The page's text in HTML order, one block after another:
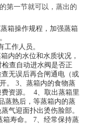
第一节就可以，蒸出的
箱操作规程，加强蒸箱
作人员。
内的水位和水质状况，
查自动进水阀是否正
无误后再合闸通电（或
。 3、蒸箱内的食物蒸
资源。 4、取出蒸箱里
蒸熟后，等蒸箱内的蒸
气迎面扑出烫伤脸部。
箱寿命。 7、经常保持蒸